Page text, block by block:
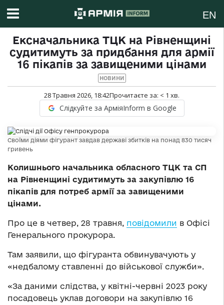
EN
Ексначальника ТЦК на Рівненщині
судитимуть за придбання для армії
16 пікапів за завищеними цінами
НОВИНИ
28 Травня 2026, 18:42Прочитаєте за: < 1 хв.
Слідкуйте за АрміяInform в Google
Своїми діями фігурант завдав державі збитків на понад 830 тисяч
гривень
Колишнього начальника обласного ТЦК та СП
на Рівненщині судитимуть за закупівлю 16
пікапів для потреб армії за завищеними
цінами.
Про це в четвер, 28 травня, повідомили в Офісі
Генерального прокурора.
Там заявили, що фігуранта обвинувачують у
«недбалому ставленні до військової служби».
«За даними слідства, у квітні-червні 2023 року
посадовець уклав договори на закупівлю 16